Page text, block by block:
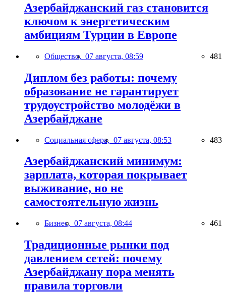
Азербайджанский газ становится
ключом к энергетическим
амбициям Турции в Европе
Общество, 07 августа, 08:59 481
Диплом без работы: почему
образование не гарантирует
трудоустройство молодёжи в
Азербайджане
Социальная сфера, 07 августа, 08:53 483
Азербайджанский минимум:
зарплата, которая покрывает
выживание, но не
самостоятельную жизнь
Бизнес, 07 августа, 08:44 461
Традиционные рынки под
давлением сетей: почему
Азербайджану пора менять
правила торговли